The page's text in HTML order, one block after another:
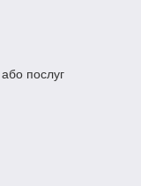
послуг